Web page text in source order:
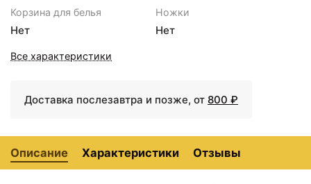
19972 ₽
Тумба дуб винтаж 70,7
см Vincea Mia VMC-
19972 ₽
Тумба бетон 70,7 см
Vincea Mia VMC-
Корзина для белья
Нет
Ножки
Нет
Все характеристики
Доставка послезавтра и позже, от 800 ₽
Описание Характеристики Отзывы